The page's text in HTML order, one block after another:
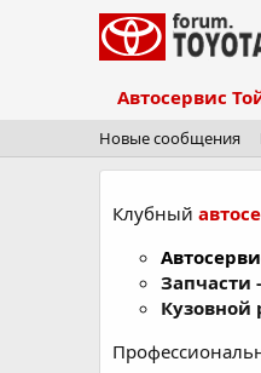
Автосервис
Новые сообщения
Клубный
Запчасти -
Кузовной